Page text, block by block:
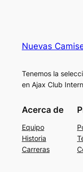
Nuevas
Tenemos la
en Ajax Club
Acerca de
Equipo
Historia
Carreras